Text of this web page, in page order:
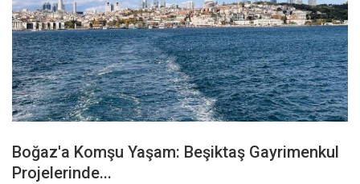
Boğaz'a Komşu Yaşam: Beşiktaş Gayrimenkul
Projelerinde...